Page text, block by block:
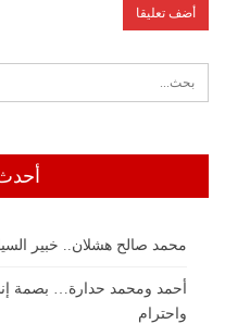
محمد صالح هشلان.. خبير
أحمد ومحمد حدارة… بصمة
واحترام